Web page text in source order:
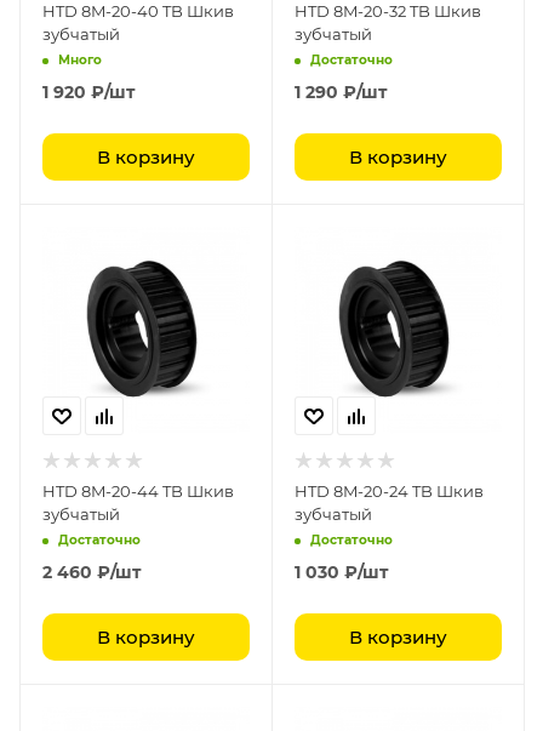
HTD 8M-20-40 TB Шкив
зубчатый
Много
1 920 ₽/шт
В корзину
HTD 8M-20-32 TB Шкив
зубчатый
Достаточно
1 290 ₽/шт
В корзину
HTD 8M-20-44 TB Шкив
зубчатый
Достаточно
2 460 ₽/шт
В корзину
HTD 8M-20-24 TB Шкив
зубчатый
Достаточно
1 030 ₽/шт
В корзину